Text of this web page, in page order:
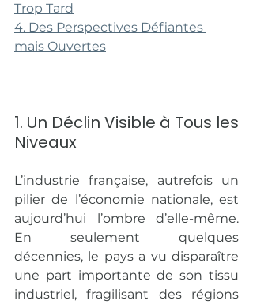
Trop Tard
4. Des Perspectives Défiantes
mais Ouvertes
1. Un Déclin Visible à Tous les
Niveaux
L’industrie française, autrefois un
pilier de l’économie nationale, est
aujourd’hui l’ombre d’elle-même.
En seulement quelques
décennies, le pays a vu disparaître
une part importante de son tissu
industriel, fragilisant des régions